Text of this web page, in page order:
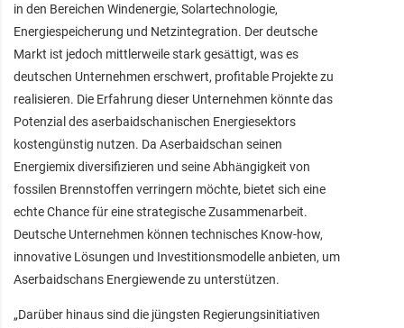
in den Bereichen Windenergie, Solartechnologie,
Energiespeicherung und Netzintegration. Der deutsche
Markt ist jedoch mittlerweile stark gesättigt, was es
deutschen Unternehmen erschwert, profitable Projekte zu
realisieren. Die Erfahrung dieser Unternehmen könnte das
Potenzial des aserbaidschanischen Energiesektors
kostengünstig nutzen. Da Aserbaidschan seinen
Energiemix diversifizieren und seine Abhängigkeit von
fossilen Brennstoffen verringern möchte, bietet sich eine
echte Chance für eine strategische Zusammenarbeit.
Deutsche Unternehmen können technisches Know-how,
innovative Lösungen und Investitionsmodelle anbieten, um
Aserbaidschans Energiewende zu unterstützen.
„Darüber hinaus sind die jüngsten Regierungsinitiativen